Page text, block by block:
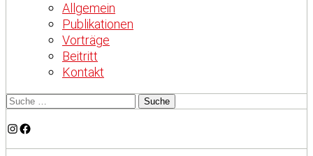
Allgemein
Publikationen
Vorträge
Beitritt
Kontakt
Instagram
Facebook